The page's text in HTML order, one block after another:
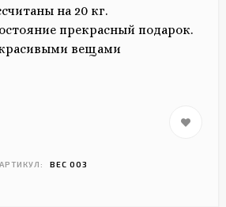
на 20 кг.
прекрасный подарок.
вещами
АРТИКУЛ: ВЕС 003